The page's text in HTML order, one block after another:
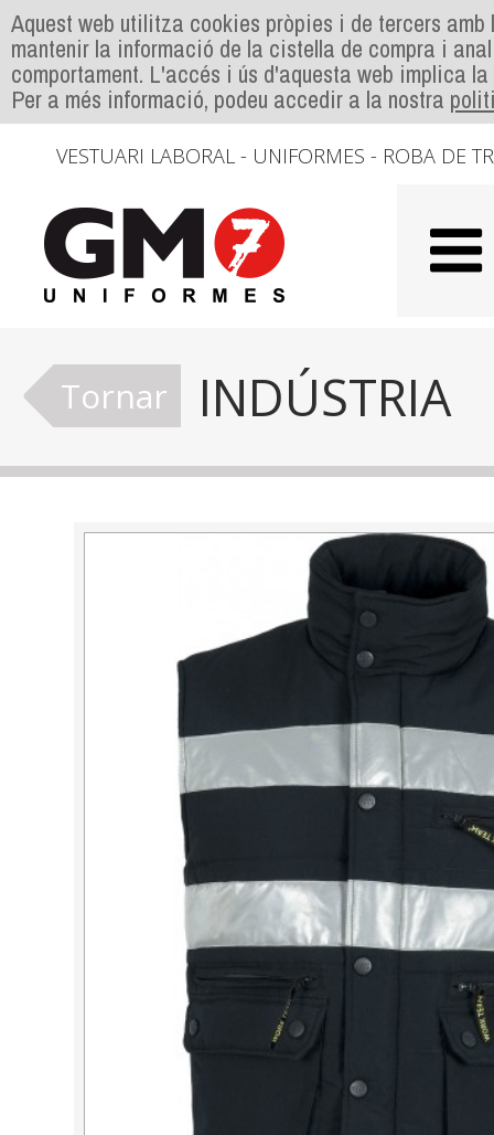
Aquest web utilitza cookies pròpies i de tercers
mantenir la informació de la cistella de compra i
comportament. L'accés i ús d'aquesta web implica
Per a més informació, podeu accedir a la nostra
VESTUARI LABORAL - UNIFORMES - ROBA DE
Tornar INDÚSTRIA